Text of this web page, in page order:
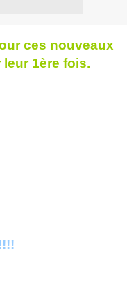
ces nouveaux
1ère fois.